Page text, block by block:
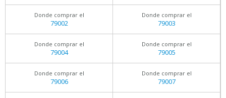
Donde comprar el
79002
Donde comprar el
79003
Donde comprar el
79004
Donde comprar el
79005
Donde comprar el
79006
Donde comprar el
79007